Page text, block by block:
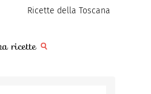
Ricette della Toscana
ricette